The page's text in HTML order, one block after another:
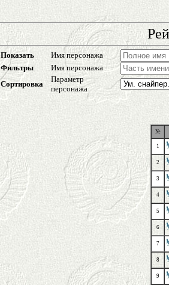
Показать Имя персонажа
Фильтры
Имя персонажа
Сортировка
Параметр
персонажа
№
1
2
3
4
5
6
7
8
9